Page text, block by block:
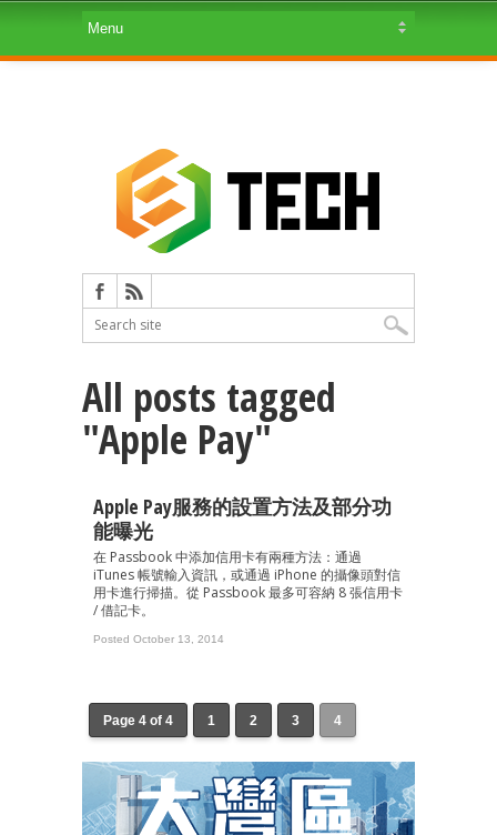
All posts tagged
"Apple Pay"
Apple Pay服務的設置方法及部分功
能曝光
在 Passbook 中添加信用卡有兩種方法：通過
iTunes 帳號輸入資訊，或通過 iPhone 的攝像頭對信
用卡進行掃描。從 Passbook 最多可容納 8 張信用卡
/ 借記卡。
Posted October 13, 2014
Page 4 of 4 1 2 3 4